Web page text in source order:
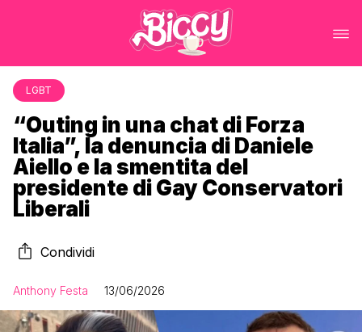
LGBT
“Outing in una chat di Forza
Italia”, la denuncia di Daniele
Aiello e la smentita del
presidente di Gay Conservatori
Liberali
Condividi
Anthony Festa 13/06/2026